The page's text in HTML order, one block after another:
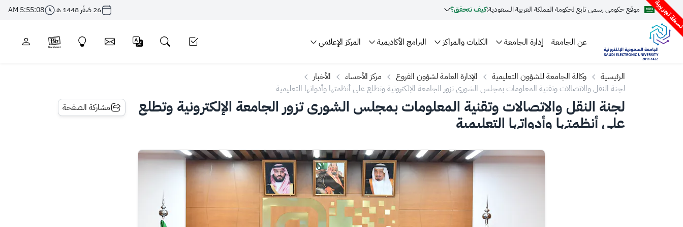
تجريبية موقع حكومي رسمي تابع لحكومة المملكة العربية السعودية:كيف تتحقق؟ 26 صَفَر 1448 هـ 5:55:09 AM
عن الجامعة إدارة الجامعة الكليات والمراكز البرامج الأكاديمية المركز الإعلامي
الرئيسية وكالة الجامعة للشؤون التعليمية الإدارة العامة لشؤون الفروع مركز الأحساء
الأخبار
لجنة النقل والاتصالات وتقنية المعلومات بمجلس الشورى تزور الجامعة الإلكترونية وتطلع على أنظمتها وأدواتها التعليمية
لجنة النقل والاتصالات وتقنية المعلومات بمجلس الشورى تزور الجامعة الإلكترونية وتطلع
على أنظمتها وأدواتها التعليمية
مشاركة الصفحة